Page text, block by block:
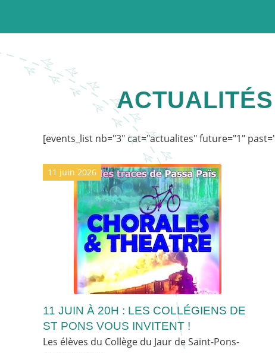
[events_list nb="3" cat="actualites" future="1"
11 JUIN À 20H : LES COLLÉGIENS DE
ST PONS VOUS INVITENT !
11 juin 2026
Les élèves du Collège du Jaur de Saint-Pons-